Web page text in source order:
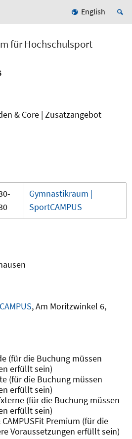
English
für Hochschulsport
& Core | Zusatzangebot
Gymnastikraum |
SportCAMPUS
, Am Moritzwinkel 6,
(für die Buchung müssen
erfüllt sein)
(für die Buchung müssen
erfüllt sein)
(für die Buchung müssen
erfüllt sein)
Premium (für die
Voraussetzungen erfüllt sein)